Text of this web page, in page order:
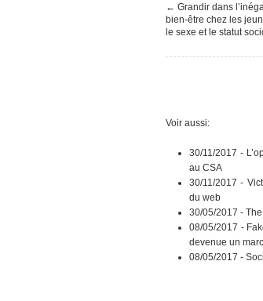
← Grandir dans
bien-être chez les
le sexe et le statut
Voir aussi:
30/11/2017 -
au CSA
30/11/2017 -
du web
30/05/2017 -
08/05/2017 -
devenue un
08/05/2017 -